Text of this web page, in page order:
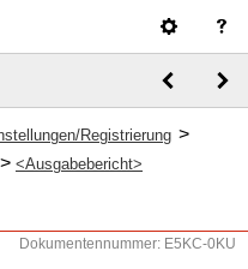
Registrierung >
> <Ausgabebericht>
Dokumentennummer: E5KC-0KU